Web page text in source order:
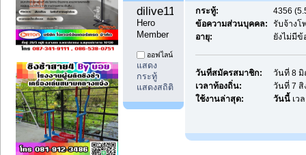
Hero
Member
ออฟไลน์
แสดง
กระทู้
แสดงสถิติ
กระทู้:
4356
ข้อความส่วนบุคคล:
รับจ้างโ
อายุ:
ยังไม่มีข้
วันที่สมัครสมาชิก:
วันที่ 8 มิ
เวลาท้องถิ่น:
วันที่ 7 สิ
ใช้งานล่าสุด:
วันนี้เวล